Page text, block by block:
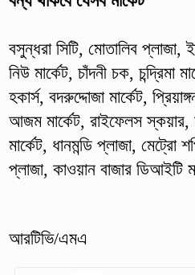
বসুন্ধরা সিটি, মোতালিব প্লাজা,
নিউ মার্কেট, চাঁদনী চক, চন্দ্রিমা
হকার্স, বদরুদ্দোজা মার্কেট,
আজম মার্কেট, রাইফেলস স্কয়ার,
মার্কেট, ধানমন্ডি প্লাজা, মেট্রো
প্লাজা, কাওয়ান বাজার ডিআইটি
আরটিভি/এমএ